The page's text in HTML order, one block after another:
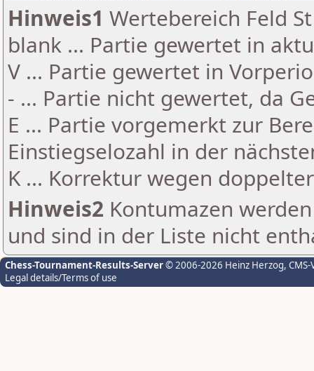
Hinweis1 Wertebereich Feld
blank ... Partie gewertet in
V ... Partie gewertet in
- ... Partie nicht gewertet, da
E ... Partie vorgemerkt zur
Einstiegselozahl in der
K ... Korrektur wegen
Hinweis2 Kontumazen
und sind in der Liste nicht
Chess-Tournament-Results-Server© 2006-2026 Heinz Herzog,
Legal details/Terms of use